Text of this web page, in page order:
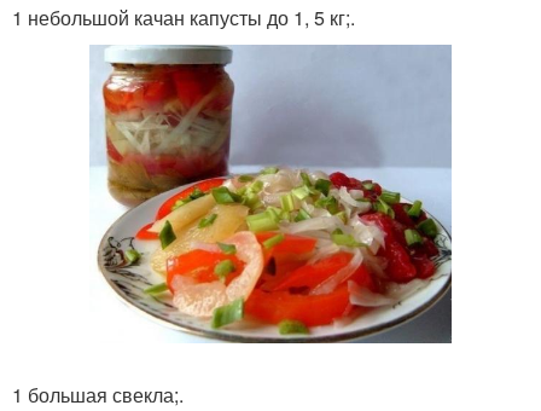
1 небольшой качан капусты до 1, 5 кг;.
1 большая свекла;.